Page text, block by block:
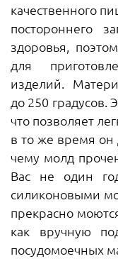
качественного
постороннего
здоровья,
для
изделий.
до 250 градусов.
что позволяет
в то же время он
чему молд
Вас не один
силиконовыми
прекрасно
как вручную
посудомоечных